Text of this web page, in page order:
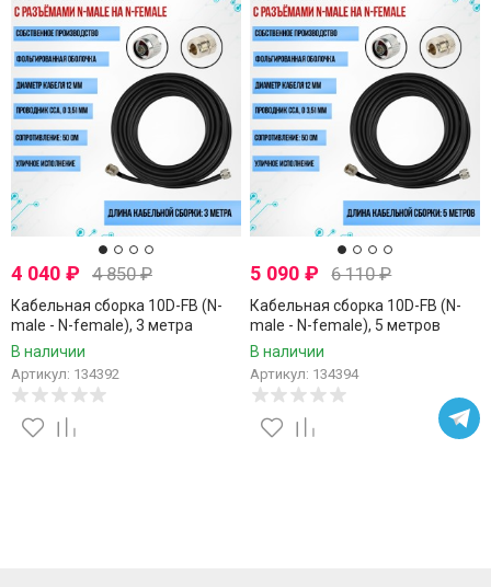
4 040 ₽ 4 850₽
Кабельная сборка 10D-FB (N-
male - N-female), 3 метра
В наличии
Артикул: 134392
5 090₽ 6 110₽
Кабельная сборка 10D-FB (N-
male - N-female), 5 метров
В наличии
Артикул: 134394